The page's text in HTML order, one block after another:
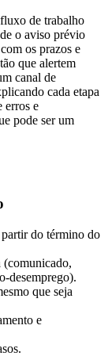
de trabalho
o aviso prévio
os prazos e
que alertem
canal de
cada etapa
erros e
pode ser um
do término do
(comunicado,
desemprego).
que seja
e